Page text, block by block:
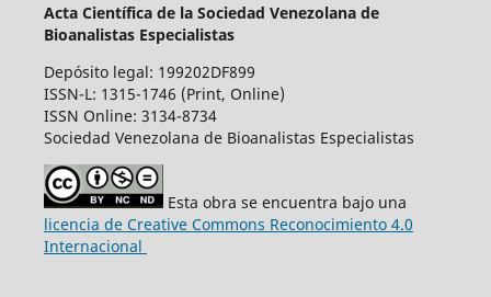
Acta Científica de la Sociedad Venezolana de
Bioanalistas Especialistas
Depósito legal: 199202DF899
ISSN-L: 1315-1746 (Print, Online)
ISSN Online: 3134-8734
Sociedad Venezolana de Bioanalistas Especialistas
Esta obra se encuentra bajo una
licencia de Creative Commons Reconocimiento 4.0
Internacional